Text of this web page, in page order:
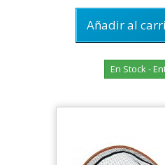
Añadir al
En Stock -